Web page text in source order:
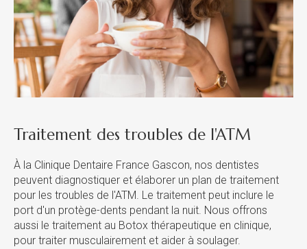
Traitement des troubles de l'ATM
À la Clinique Dentaire France Gascon, nos dentistes
peuvent diagnostiquer et élaborer un plan de traitement
pour les troubles de l'ATM. Le traitement peut inclure le
port d'un protège-dents pendant la nuit. Nous offrons
aussi le traitement au Botox thérapeutique en clinique,
pour traiter musculairement et aider à soulager.